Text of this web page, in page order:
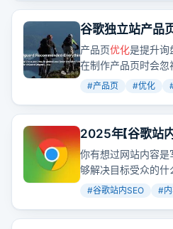
谷歌独立站产品
让询盘滚滚来！
产品页优化是提升询
在制作产品页时会忽
致内容与用户需求
#产品页 #优化
2025年【谷歌站
教你策划好"内容
你有想过网站内容
够解决目标受众的什
呢该怎么选题？我
然流量来提升SEO排
#谷歌站内SEO #